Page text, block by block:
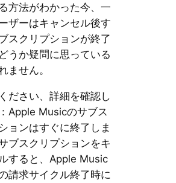
方法がわかった今、一
ザーはキャンセル後す
スクリプションが終了
うか疑問に思っている
ません。
ださい、詳細を確認し
Apple Musicのサブス
ョンはすぐに終了しま
ブスクリプションをキ
すると、Apple Music
請求サイクル終了時に